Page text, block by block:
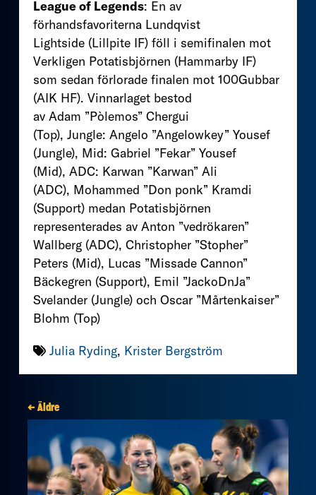
League of Legends: En av
förhandsfavoriterna Lundqvist
Lightside (Lillpite IF) föll i semifinalen mot
Verkligen Potatisbjörnen (Hammarby IF)
som sedan förlorade finalen mot 100Gubbar
(AIK HF). Vinnarlaget bestod
av Adam ”Pòlemos” Chergui
(Top), Jungle: Angelo ”Angelowkey” Yousef
(Jungle), Mid: Gabriel ”Fekar” Yousef
(Mid), ADC: Karwan ”Karwan” Ali
(ADC), Mohammed ”Don ponk” Kramdi
(Support) medan Potatisbjörnen
representerades av Anton ”vedrökaren”
Wallberg (ADC), Christopher ”Stopher”
Peters (Mid), Lucas ”Missade Cannon”
Bäckegren (Support), Emil ”JackoDnJa”
Svelander (Jungle) och Oscar ”Mårtenkaiser”
Blohm (Top)
Julia Ryding, Krister Bergström
← Äldre